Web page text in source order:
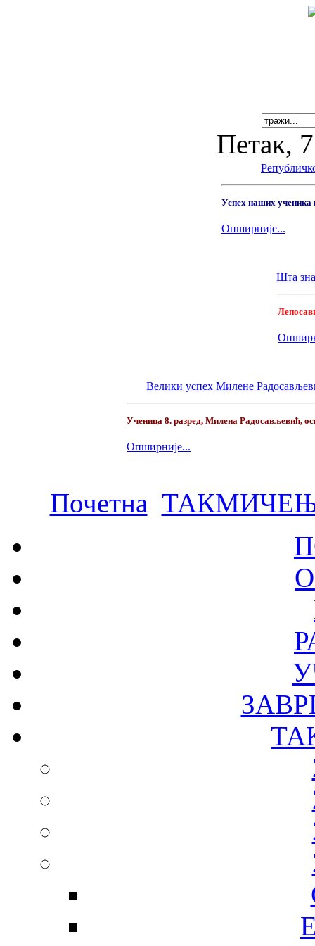
Петак,
Успех наших
Опширније...
Шта
Велики успех Милене
Ученица 8. разред, Милена Радосављевић,
Опширније...
Почетна